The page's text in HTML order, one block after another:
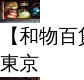
【和物
東京